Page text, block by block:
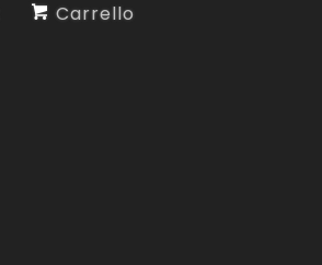
Carrello